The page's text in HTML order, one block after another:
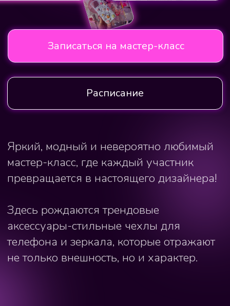
Яркий, модный и невероятно любимый
мастер-класс, где каждый участник
превращается в настоящего дизайнера!
Здесь рождаются трендовые
аксессуары-стильные чехлы для
телефона и зеркала, которые отражают
не только внешность, но и характер.
дизайн чехла для телефона или зеркальца.
Все материалы включены в стоимость.
Забрать работу можно будет сразу после
мастер-класса.
для Вашего творчества